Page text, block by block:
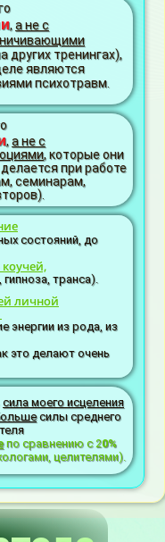
, а не с
других тренингах),
являются
психотравм.
, а не с
, которые они
при работе
семинарам,
состояний, до
коучей,
гипноза, транса).
личной
энергии из рода, из
это делают очень
сила моего исцеления
силы среднего
по сравнению с 20%
целителями).